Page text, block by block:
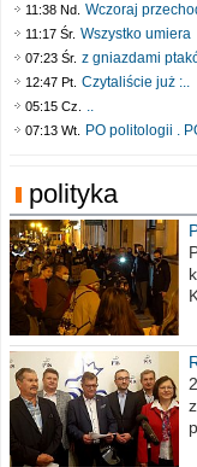
11:38 Nd. Wczoraj
11:17 Śr. Wszystko umiera
07:23 Śr. z gniazdami
12:47 Pt. Czytaliście już :..
05:15 Cz. ..
07:13 Wt. PO politologii .
polityka